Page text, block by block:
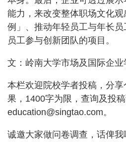
能力，来改变整体职场文化
例」、推动年轻员工与年长
员工参与创新团队的项目。
文：岭南大学市场及国际企
本栏欢迎院校学者投稿，分
果，1400字为限，查询及投稿
education@singtao.com。
诚邀大家做问卷调查，话俾我